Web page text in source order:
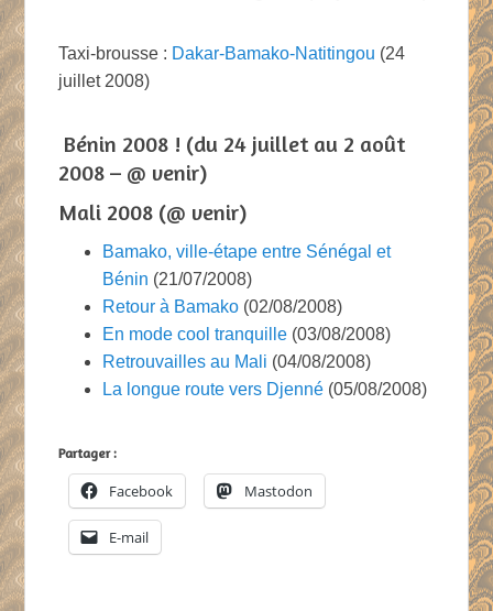
Taxi-brousse : Dakar-Bamako-Natitingou (24
juillet 2008)
Bénin 2008 ! (du 24 juillet au 2 août
2008 – @ venir)
Mali 2008 (@ venir)
Bamako, ville-étape entre Sénégal et
Bénin (21/07/2008)
Retour à Bamako (02/08/2008)
En mode cool tranquille (03/08/2008)
Retrouvailles au Mali (04/08/2008)
La longue route vers Djenné (05/08/2008)
Partager :
Facebook Mastodon
E-mail